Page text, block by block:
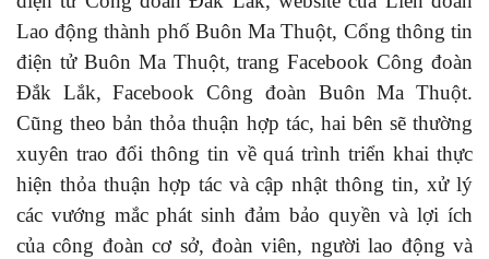
Lao động thành phố Buôn Ma Thuột, Cổng thông tin
điện tử Buôn Ma Thuột, trang Facebook Công đoàn
Đắk Lắk, Facebook Công đoàn Buôn Ma Thuột.
Cũng theo bản thỏa thuận hợp tác, hai bên sẽ thường
xuyên trao đổi thông tin về quá trình triển khai thực
hiện thỏa thuận hợp tác và cập nhật thông tin, xử lý
các vướng mắc phát sinh đảm bảo quyền và lợi ích
của công đoàn cơ sở, đoàn viên, người lao động và